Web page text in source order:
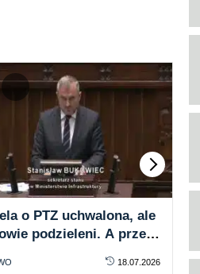
o PTZ uchwalona, ale
podzieleni. A przed
18.07.2026